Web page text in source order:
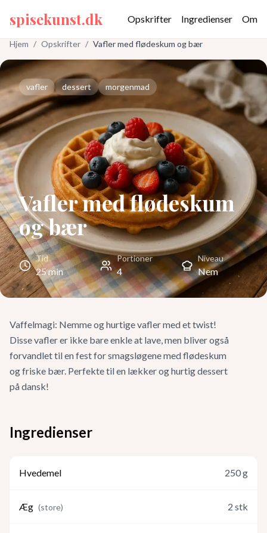
spisekunst.dk Opskrifter Ingredienser Om
Hjem / Opskrifter / Vafler med flødeskum og bær
vafler dessert morgenmad
Vafler med flødeskum
og bær
Tid
25min
Portioner
4
Niveau
Nem
Vaffelmagi: Nemme og hurtige vafler med et twist!
Disse vafler er ikke bare enkle at lave, men bliver også
forvandlet til en fest for smagsløgene med flødeskum
og friske bær. Perfekte til en lækker og hurtig dessert
på dansk!
Ingredienser
Hvedemel 250g
Æg (store) 2 stk